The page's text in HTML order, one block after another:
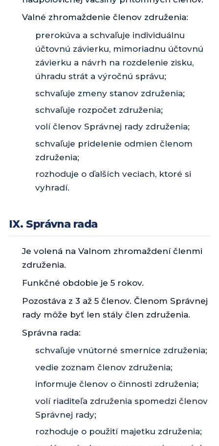
Valné zhromaždenie členov združenia:
prerokúva a schvaľuje individuálnu
účtovnú závierku, mimoriadnu účtovnú
závierku a návrh na rozdelenie zisku,
úhradu strát a výročnú správu;
schvaľuje zmeny stanov združenia;
schvaľuje rozpočet združenia;
volí členov Správnej rady združenia;
schvaľuje pridelenie odmien členom
združenia;
rozhoduje o ďalších veciach, ktoré si
vyhradí.
IX. Správna rada
Je volená na Valnom zhromaždení členmi
združenia.
Funkčné obdobie je 5 rokov.
Pozostáva z 3 až 5 členov. Členom Správnej
rady môže byť len stály člen združenia.
Správna rada:
schvaľuje vnútorné smernice združenia;
vedie zoznam členov združenia;
informuje členov o činnosti združenia;
volí riaditeľa združenia spomedzi členov
Správnej rady;
rozhoduje o použití majetku združenia;